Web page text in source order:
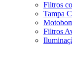
Filtros
Tampa
Filtros